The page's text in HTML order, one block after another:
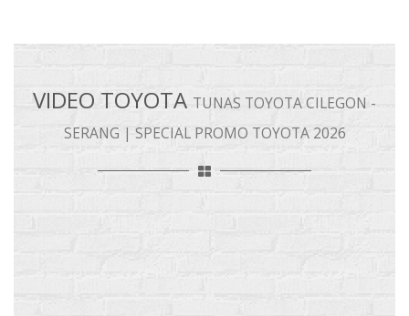
VIDEO TOYOTA TUNAS TOYOTA CILEGON -
SERANG | SPECIAL PROMO TOYOTA 2026